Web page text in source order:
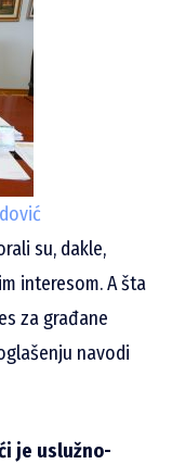
su, dakle,
interesom. A šta
za građane
navodi
je uslužno-